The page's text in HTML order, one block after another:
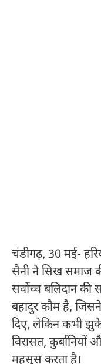
चंडीगढ़, 30 मई-
सैनी ने सिख समाज
सर्वोच्च बलिदान
बहादुर कौम है, जिसने
दिए, लेकिन कभी
विरासत, कुर्बानियों
महसूस करता है।